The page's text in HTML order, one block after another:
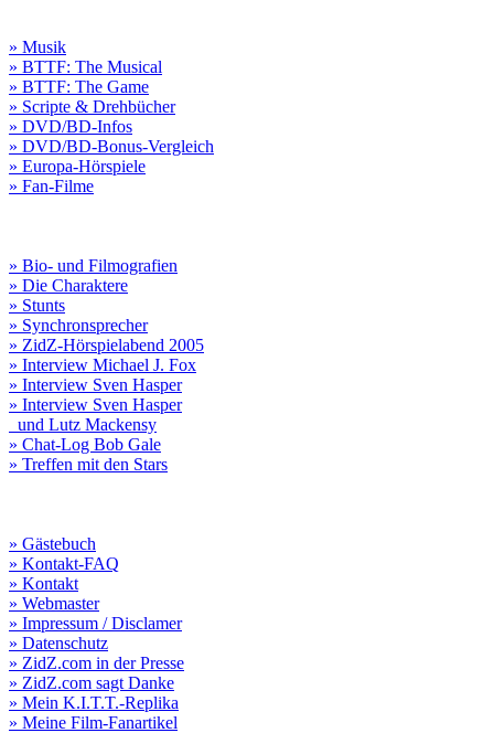
» Musik
» BTTF: The Musical
» BTTF: The Game
» Scripte & Drehbücher
» DVD/BD-Infos
» DVD/BD-Bonus-Vergleich
» Europa-Hörspiele
» Fan-Filme
» Bio- und Filmografien
» Die Charaktere
» Stunts
» Synchronsprecher
» ZidZ-Hörspielabend 2005
» Interview Michael J. Fox
» Interview Sven Hasper
» Interview Sven Hasper
und Lutz Mackensy
» Chat-Log Bob Gale
» Treffen mit den Stars
» Gästebuch
» Kontakt-FAQ
» Kontakt
» Webmaster
» Impressum / Disclamer
» Datenschutz
» ZidZ.com in der Presse
» ZidZ.com sagt Danke
» Mein K.I.T.T.-Replika
» Meine Film-Fanartikel